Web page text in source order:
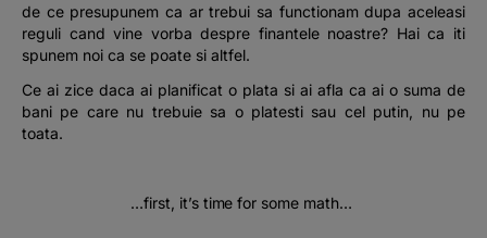
de ce presupunem ca ar trebui sa functionam dupa aceleasi
reguli cand vine vorba despre finantele noastre? Hai ca iti
spunem noi ca se poate si altfel.
Ce ai zice daca ai planificat o plata si ai afla ca ai o suma de
bani pe care nu trebuie sa o platesti sau cel putin, nu pe
toata.
…first, it’s time for some math…